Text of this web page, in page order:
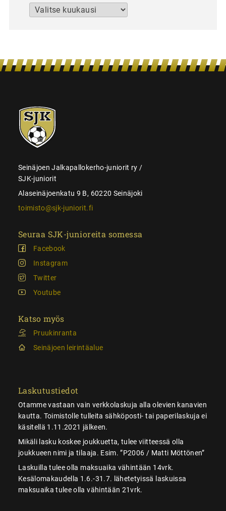
Arkistot
SJK-
juniorit
Seinäjoen Jalkapallokerho-juniorit ry /
SJK-juniorit
Alaseinäjoenkatu 9 B, 60220 Seinäjoki
toimisto@sjk-juniorit.fi
Seuraa SJK-junioreita somessa
Facebook
Instagram
Twitter
Youtube
Katso myös
Pruukinranta
Seinäjoen leirintäalue
Laskutustiedot
Otamme vastaan vain verkkolaskuja alla olevien kanavien
kautta. Toimistolle tulleita sähköposti- tai paperilaskuja ei
käsitellä 1.11.2021 jälkeen.
Mikäli lasku koskee joukkuetta, tulee viitteessä olla
joukkueen nimi ja tilaaja. Esim. ”P2006 / Matti Möttönen”
Laskuilla tulee olla maksuaika vähintään 14vrk.
Kesälomakaudella 1.6.-31.7. lähetetyissä laskuissa
maksuaika tulee olla vähintään 21vrk.